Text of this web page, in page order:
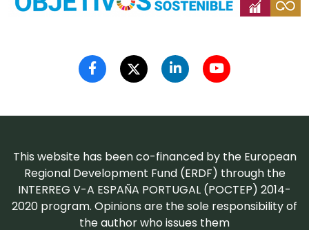
This website has been co-financed by the European
Regional Development Fund (ERDF) through the
INTERREG V-A ESPAÑA PORTUGAL (POCTEP) 2014-
2020 program. Opinions are the sole responsibility of
the author who issues them